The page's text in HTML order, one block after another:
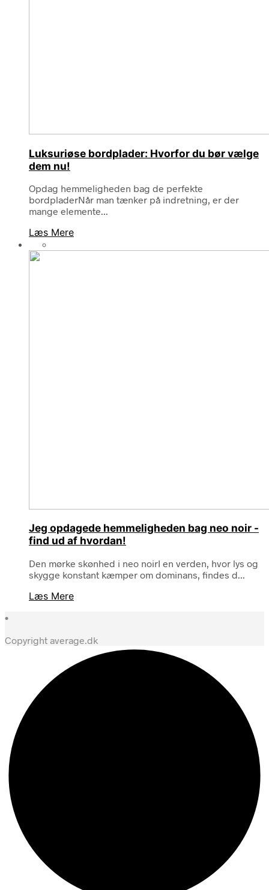
Luksuriøse bordplader: Hvorfor du bør vælge
dem nu!
Opdag hemmeligheden bag de perfekte
bordpladerNår man tænker på indretning, er der
mange elemente...
Læs Mere
Jeg opdagede hemmeligheden bag neo noir -
find ud af hvordan!
Den mørke skønhed i neo noirI en verden, hvor lys og
skygge konstant kæmper om dominans, findes d...
Læs Mere
•
Copyright average.dk